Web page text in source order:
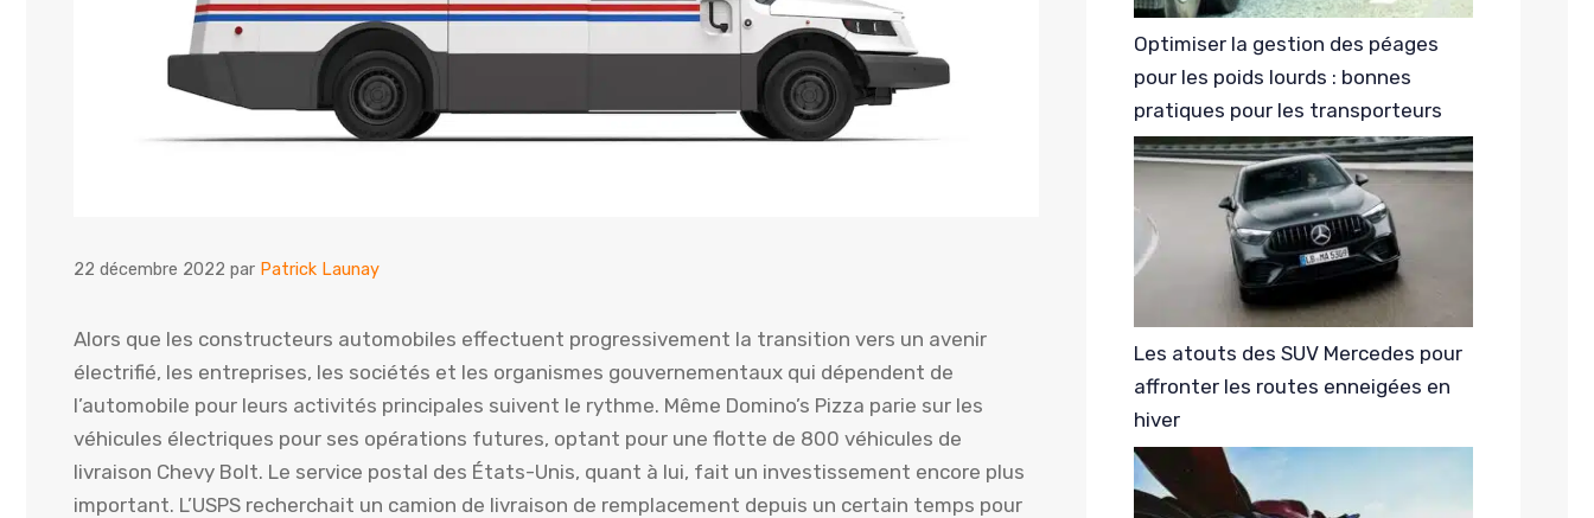
22 décembre 2022 par Patrick Launay
Alors que les constructeurs automobiles effectuent progressivement la transition vers un avenir
électrifié, les entreprises, les sociétés et les organismes gouvernementaux qui dépendent de
l’automobile pour leurs activités principales suivent le rythme. Même Domino’s Pizza parie sur les
véhicules électriques pour ses opérations futures, optant pour une flotte de 800 véhicules de
livraison Chevy Bolt. Le service postal des États-Unis, quant à lui, fait un investissement encore plus
important. L’USPS recherchait un camion de livraison de remplacement depuis un certain temps pour
Optimiser la gestion des péages
pour les poids lourds : bonnes
pratiques pour les transporteurs
Les atouts des SUV Mercedes pour
affronter les routes enneigées en
hiver